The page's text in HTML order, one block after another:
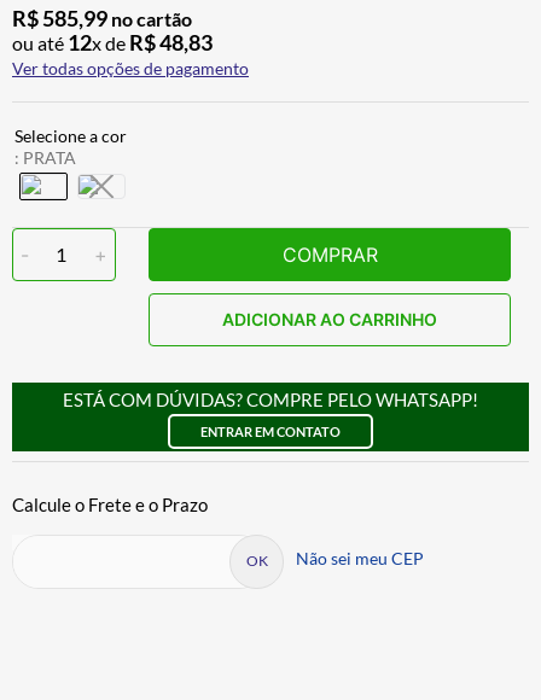
R$585,99 no cartão
ou até 12x de R$48,83
Ver todas opções de pagamento
: PRATA
- 1 + COMPRAR
ADICIONAR AO CARRINHO
ESTÁ COM DÚVIDAS? COMPRE PELO WHATSAPP!
ENTRAR EM CONTATO
Não sei meu CEP